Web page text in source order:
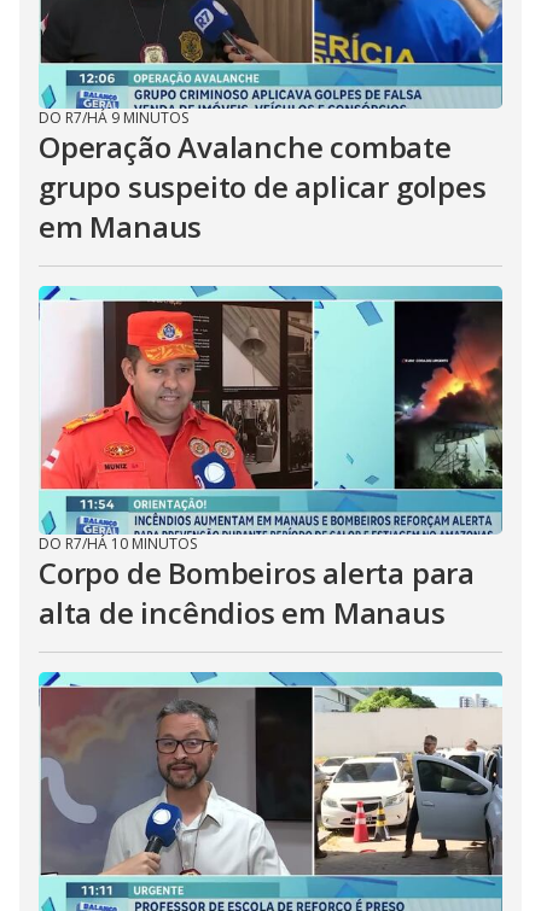
DO R7/HÁ 9 MINUTOS
Operação Avalanche combate
grupo suspeito de aplicar golpes
em Manaus
DO R7/HÁ 10 MINUTOS
Corpo de Bombeiros alerta para
alta de incêndios em Manaus